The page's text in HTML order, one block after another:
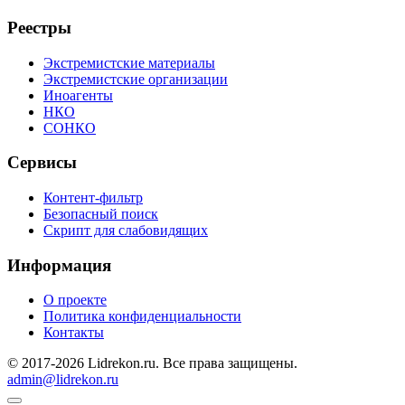
Реестры
Экстремистские материалы
Экстремистские организации
Иноагенты
НКО
СОНКО
Сервисы
Контент-фильтр
Безопасный поиск
Скрипт для слабовидящих
Информация
О проекте
Политика конфиденциальности
Контакты
© 2017-2026 Lidrekon.ru. Все права защищены.
admin@lidrekon.ru